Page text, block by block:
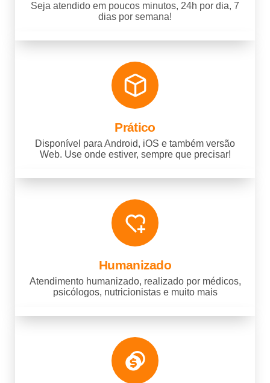
Seja atendido em poucos minutos, 24h por dia, 7
dias por semana!
Prático
Disponível para Android, iOS e também versão
Web. Use onde estiver, sempre que precisar!
Humanizado
Atendimento humanizado, realizado por médicos,
psicólogos, nutricionistas e muito mais